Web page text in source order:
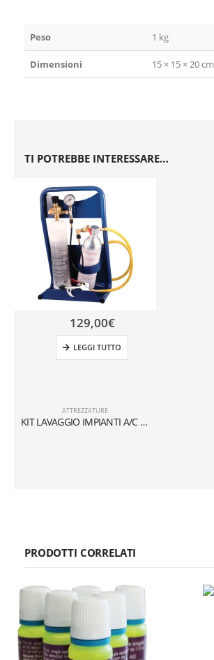
Peso 1 kg
Dimensioni 15 × 15 × 20 cm
TI POTREBBE INTERESSARE…
ATTREZZATURE
KIT LAVAGGIO IMPIANTI A/C E REFRIGERAZIONE
129,00€
LEGGI TUTTO
PRODOTTI CORRELATI